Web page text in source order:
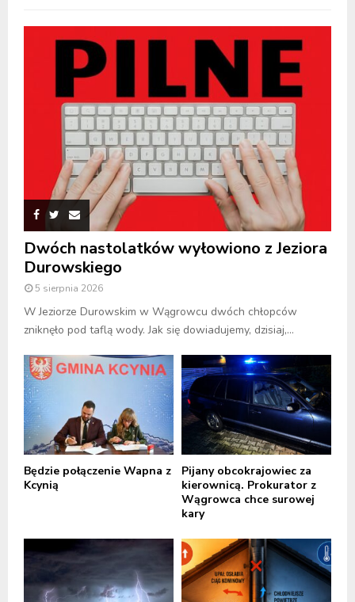
Dwóch nastolatków wyłowiono z Jeziora
Durowskiego
5 sierpnia 2026
W Jeziorze Durowskim w Wągrowcu dwóch chłopców
zniknęło pod taflą wody. Jak się dowiadujemy, dzisiaj,...
Będzie połączenie Wapna z
Kcynią
Pijany obcokrajowiec za
kierownicą. Prokurator z
Wągrowca chce surowej
kary